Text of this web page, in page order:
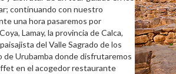
continuando con nuestro
una hora pasaremos por
Lamay, la provincia de Calca,
del Valle Sagrado de los
de Urubamba donde disfrutaremos
en el acogedor restaurante